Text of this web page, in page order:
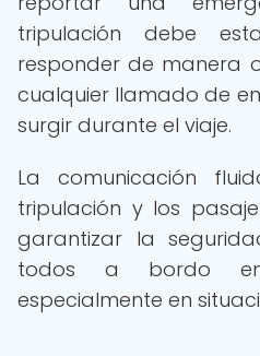
tripulación debe
responder de manera
cualquier llamado de
surgir durante el viaje.
La comunicación
tripulación y los
garantizar la
todos a bordo
especialmente en